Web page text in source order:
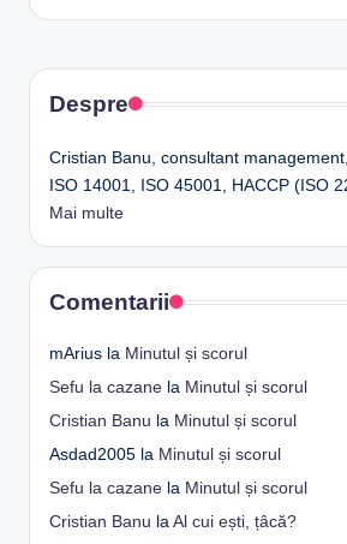
Despre
Cristian Banu, consultant
ISO 14001, ISO 45001, HACCP (ISO
Mai multe
Comentarii
mArius la Minutul și scorul
Sefu la cazane la Minutul și scorul
Cristian Banu la Minutul și scorul
Asdad2005 la Minutul și scorul
Sefu la cazane la Minutul și scorul
Cristian Banu la Al cui ești, țâcă?